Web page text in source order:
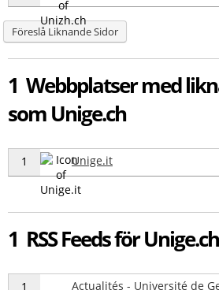
Föreslå Liknande Sidor
1 Webbplatser med
som Unige.ch
1 Unige.it
1 RSS Feeds för Unige.ch
1 Actualités - Université de